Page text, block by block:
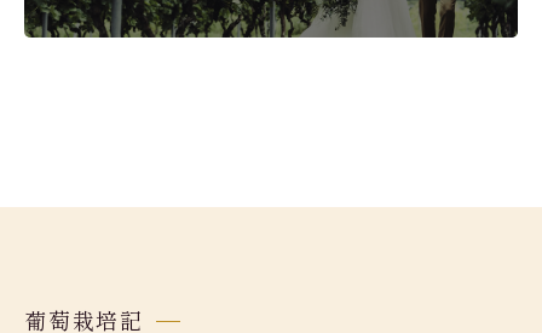
葡萄栽培記